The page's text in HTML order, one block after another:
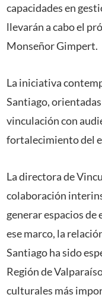
capacidades en
llevarán a cabo el
Monseñor Gimpert.
La iniciativa
Santiago,
vinculación con
fortalecimiento del
La directora de
colaboración
generar espacios
ese marco, la
Santiago ha sido
Región de
culturales más